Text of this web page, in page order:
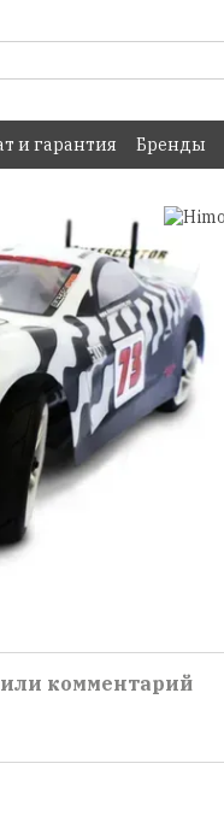
и гарантия Бренды
комментарий